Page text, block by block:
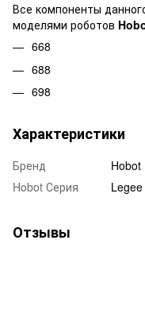
Все компоненты
моделями роботов
668
688
698
Характеристики
Бренд
Hobot
Hobot Серия
Отзывы